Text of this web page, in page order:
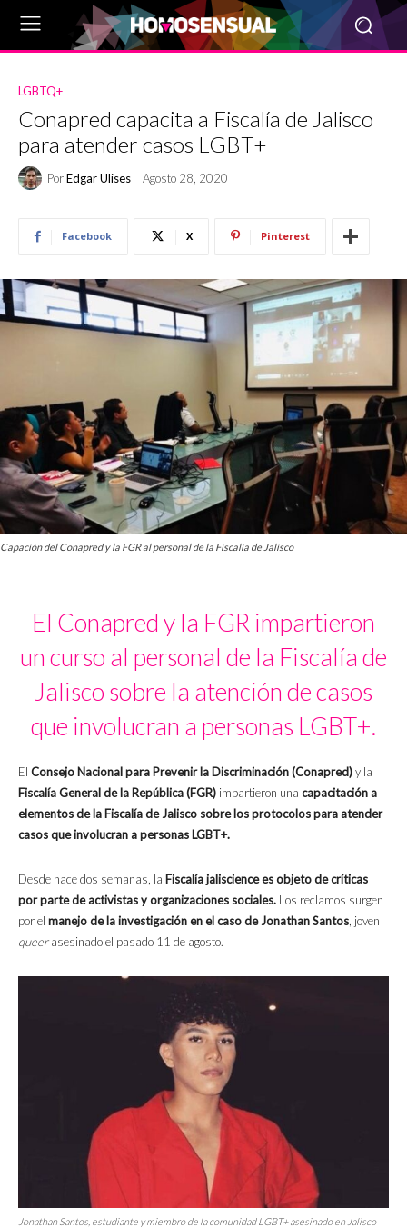
LGBTQ+
Conapred capacita a Fiscalía de Jalisco
para atender casos LGBT+
PorEdgar Ulises Agosto 28, 2020
Facebook X Pinterest
Capación del Conapred y la FGR al personal de la Fiscalía de Jalisco
El Conapred y la FGR impartieron
un curso al personal de la Fiscalía de
Jalisco sobre la atención de casos
que involucran a personas LGBT+.
El Consejo Nacional para Prevenir la Discriminación (Conapred)y la
Fiscalía General de la República (FGR) impartieron una capacitación a
elementos de la Fiscalía de Jalisco sobre los protocolos para atender
casos que involucran a personas LGBT+.
Desde hace dos semanas, la Fiscalía jaliscience es objeto de críticas
por parte de activistas y organizaciones sociales. Los reclamos surgen
por el manejo de la investigación en el caso de Jonathan Santos , joven
queerasesinado el pasado 11 de agosto.
Jonathan Santos, estudiante y miembro de la comunidad LGBT+ asesinado en Jalisco